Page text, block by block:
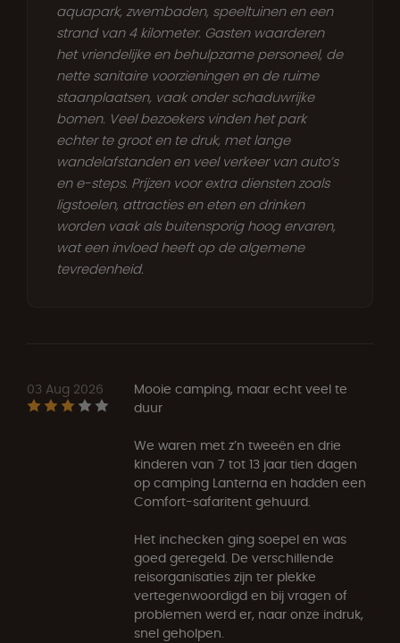
aquapark, zwembaden, speeltuinen en een
strand van 4 kilometer. Gasten waarderen
het vriendelijke en behulpzame personeel, de
nette sanitaire voorzieningen en de ruime
staanplaatsen, vaak onder schaduwrijke
bomen. Veel bezoekers vinden het park
echter te groot en te druk, met lange
wandelafstanden en veel verkeer van auto’s
en e-steps. Prijzen voor extra diensten zoals
ligstoelen, attracties en eten en drinken
worden vaak als buitensporig hoog ervaren,
wat een invloed heeft op de algemene
tevredenheid.
03 Aug 2026
Mooie camping, maar echt veel te
duur
We waren met z’n tweeën en drie
kinderen van 7 tot 13 jaar tien dagen
op camping Lanterna en hadden een
Comfort-safaritent gehuurd.
Het inchecken ging soepel en was
goed geregeld. De verschillende
reisorganisaties zijn ter plekke
vertegenwoordigd en bij vragen of
problemen werd er, naar onze indruk,
snel geholpen.